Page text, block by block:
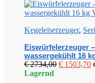
Kegeleiserzeuger,
Eiswürfelerzeuger
wassergekühlt 16
€2734,00 € 1503,70
Lagernd